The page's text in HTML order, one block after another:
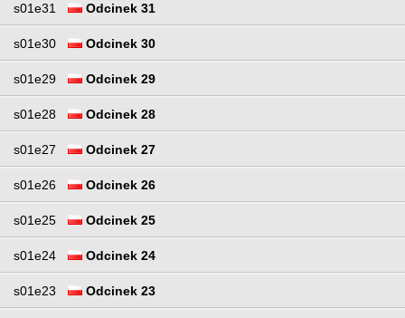
s01e31 Odcinek 31
s01e30 Odcinek 30
s01e29 Odcinek 29
s01e28 Odcinek 28
s01e27 Odcinek 27
s01e26 Odcinek 26
s01e25 Odcinek 25
s01e24 Odcinek 24
s01e23 Odcinek 23